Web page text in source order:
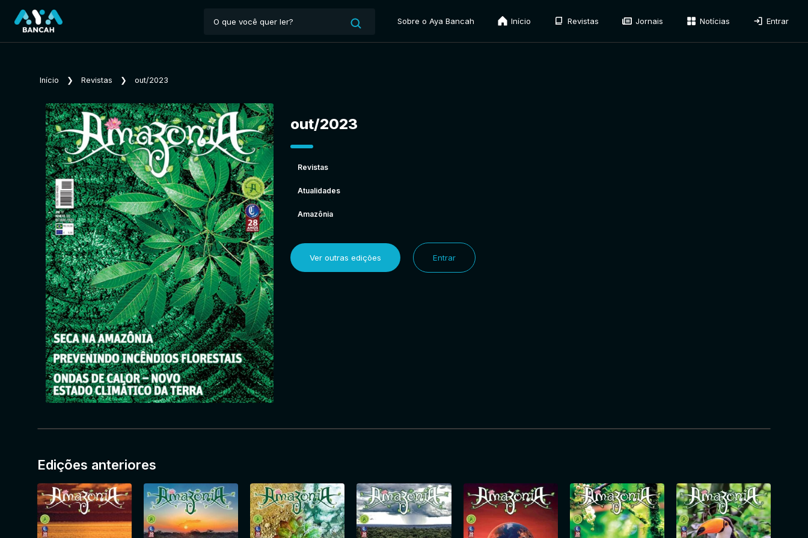
Sobre o Aya Bancah Início Revistas Jornais Notícias Entrar
Início ❯ Revistas ❯ out/2023
out/2023
Revistas
Atualidades
Amazônia
Ver outras edições Entrar
Edições anteriores